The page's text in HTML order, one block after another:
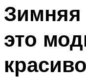
это
красиво